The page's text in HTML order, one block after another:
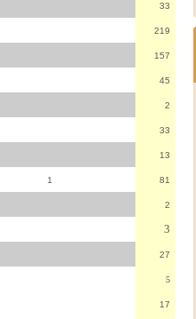
33
219
157
45
2
33
13
1 81
2
3
27
5
17